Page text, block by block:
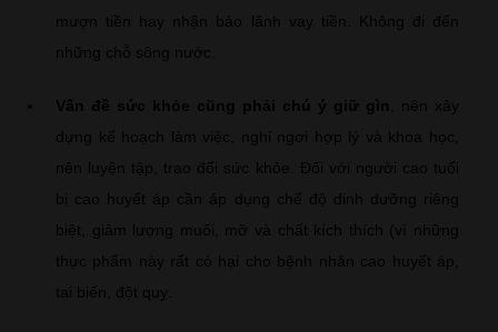
mượn tiền hay nhận bảo lãnh vay tiền. Không đi đến
những chỗ sông nước.
Vấn đề sức khỏe cũng phải chú ý giữ gìn
, nên xây
dựng kế hoạch làm việc, nghỉ ngơi hợp lý và khoa học,
nên luyện tập, trao đổi sức khỏe. Đối với người cao tuổi
bị cao huyết áp cần áp dụng chế độ dinh dưỡng riêng
biệt, giảm lượng muối, mỡ và chất kích thích (vì những
thực phẩm này rất có hại cho bệnh nhân cao huyết áp,
tai biến, đột quỵ.